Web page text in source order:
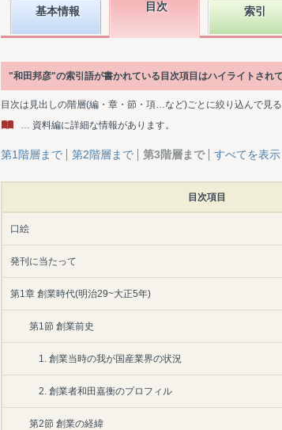
基本情報 目次 索引
"和田邦彦"の索引語が書かれている目次項目はハイライトされて
目次は見出しの階層(編・章・節・項…など)ごとに絞り込んで見る
… 資料編に詳細な情報があります。
第1階層まで 第2階層まで 第3階層まで すべてを表示
目次項目
口絵
発刊に当たって
第1章 創業時代(明治29~大正5年)
第1節 創業前史
1. 創業当時の我が国産業界の状況
2. 創業者和田嘉衡のプロフィル
第2節 創業の経緯